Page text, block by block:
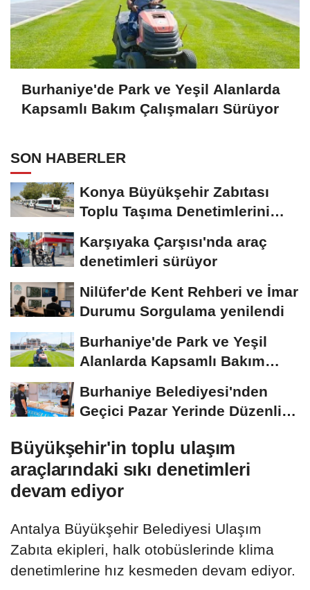
Burhaniye'de Park ve Yeşil Alanlarda
Kapsamlı Bakım Çalışmaları Sürüyor
SON HABERLER
Konya Büyükşehir Zabıtası
Toplu Taşıma Denetimlerini
Karşıyaka Çarşısı'nda araç
denetimleri sürüyor
Nilüfer'de Kent Rehberi ve İmar
Durumu Sorgulama yenilendi
Burhaniye'de Park ve Yeşil
Alanlarda Kapsamlı Bakım
Burhaniye Belediyesi'nden
Geçici Pazar Yerinde Düzenli
Büyükşehir'in toplu ulaşım
araçlarındaki sıkı denetimleri
devam ediyor
Antalya Büyükşehir Belediyesi Ulaşım
Zabıta ekipleri, halk otobüslerinde klima
denetimlerine hız kesmeden devam ediyor.